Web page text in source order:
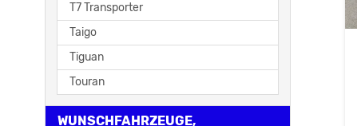
T7 Transporter
Taigo
Tiguan
Touran
WUNSCHFAHRZEUGE,